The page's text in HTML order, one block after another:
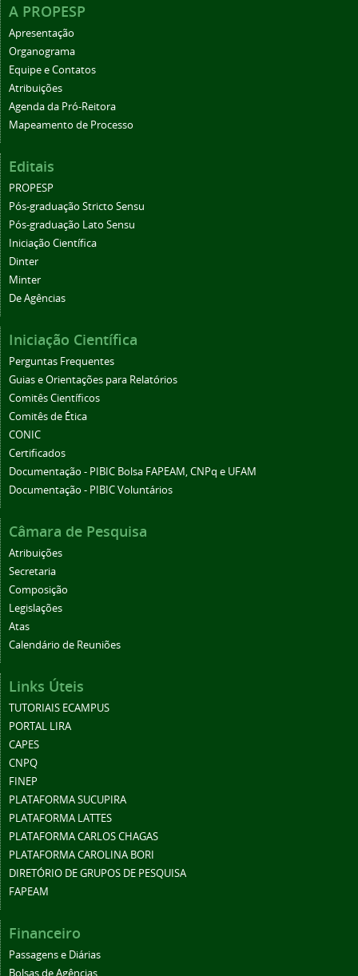
A PROPESP
Apresentação
Organograma
Equipe e Contatos
Atribuições
Agenda da Pró-Reitora
Mapeamento de Processo
Editais
PROPESP
Pós-graduação Stricto Sensu
Pós-graduação Lato Sensu
Iniciação Científica
Dinter
Minter
De Agências
Iniciação Científica
Perguntas Frequentes
Guias e Orientações para Relatórios
Comitês Científicos
Comitês de Ética
CONIC
Certificados
Documentação - PIBIC Bolsa FAPEAM, CNPq e UFAM
Documentação - PIBIC Voluntários
Câmara de Pesquisa
Atribuições
Secretaria
Composição
Legislações
Atas
Calendário de Reuniões
Links Úteis
TUTORIAIS ECAMPUS
PORTAL LIRA
CAPES
CNPQ
FINEP
PLATAFORMA SUCUPIRA
PLATAFORMA LATTES
PLATAFORMA CARLOS CHAGAS
PLATAFORMA CAROLINA BORI
DIRETÓRIO DE GRUPOS DE PESQUISA
FAPEAM
Financeiro
Passagens e Diárias
Bolsas de Agências